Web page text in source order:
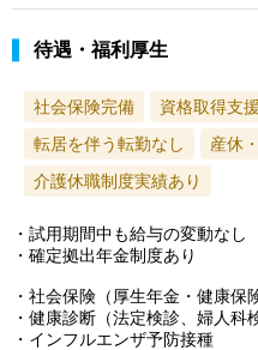
待遇・福利厚生
社会保険完備 資格取得支援
転居を伴う転勤なし
産休
介護休職制度実績あり
・試用期間中も給与の変動なし
・確定拠出年金制度あり
・社会保険（厚生年金・健康
・健康診断（法定検診、婦人科
・インフルエンザ予防接種